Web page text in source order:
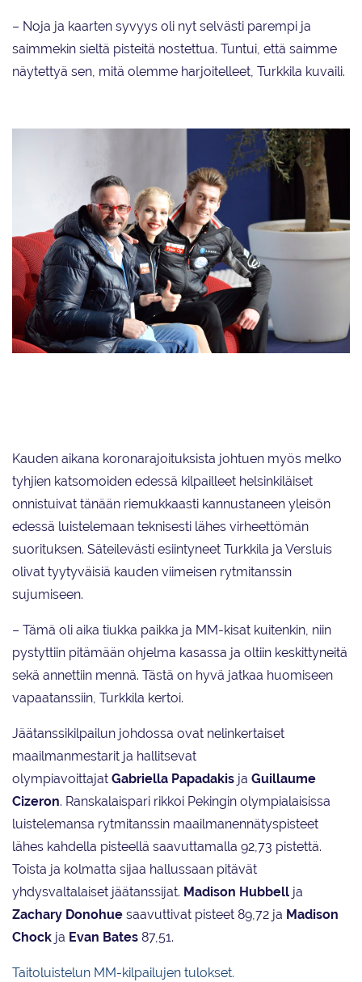
– Noja ja kaarten syvyys oli nyt selvästi parempi ja
saimmekin sieltä pisteitä nostettua. Tuntui, että saimme
näytettyä sen, mitä olemme harjoitelleet, Turkkila kuvaili.
Kauden aikana koronarajoituksista johtuen myös melko
tyhjien katsomoiden edessä kilpailleet helsinkiläiset
onnistuivat tänään riemukkaasti kannustaneen yleisön
edessä luistelemaan teknisesti lähes virheettömän
suorituksen. Säteilevästi esiintyneet Turkkila ja Versluis
olivat tyytyväisiä kauden viimeisen rytmitanssin
sujumiseen.
– Tämä oli aika tiukka paikka ja MM-kisat kuitenkin, niin
pystyttiin pitämään ohjelma kasassa ja oltiin keskittyneitä
sekä annettiin mennä. Tästä on hyvä jatkaa huomiseen
vapaatanssiin, Turkkila kertoi.
Jäätanssikilpailun johdossa ovat nelinkertaiset
maailmanmestarit ja hallitsevat
olympiavoittajat Gabriella Papadakis ja Guillaume
Cizeron. Ranskalaispari rikkoi Pekingin olympialaisissa
luistelemansa rytmitanssin maailmanennätyspisteet
lähes kahdella pisteellä saavuttamalla 92,73 pistettä.
Toista ja kolmatta sijaa hallussaan pitävät
yhdysvaltalaiset jäätanssijat. Madison Hubbell ja
Zachary Donohue saavuttivat pisteet 89,72 ja Madison
Chock ja Evan Bates 87,51.
Taitoluistelun MM-kilpailujen tulokset.